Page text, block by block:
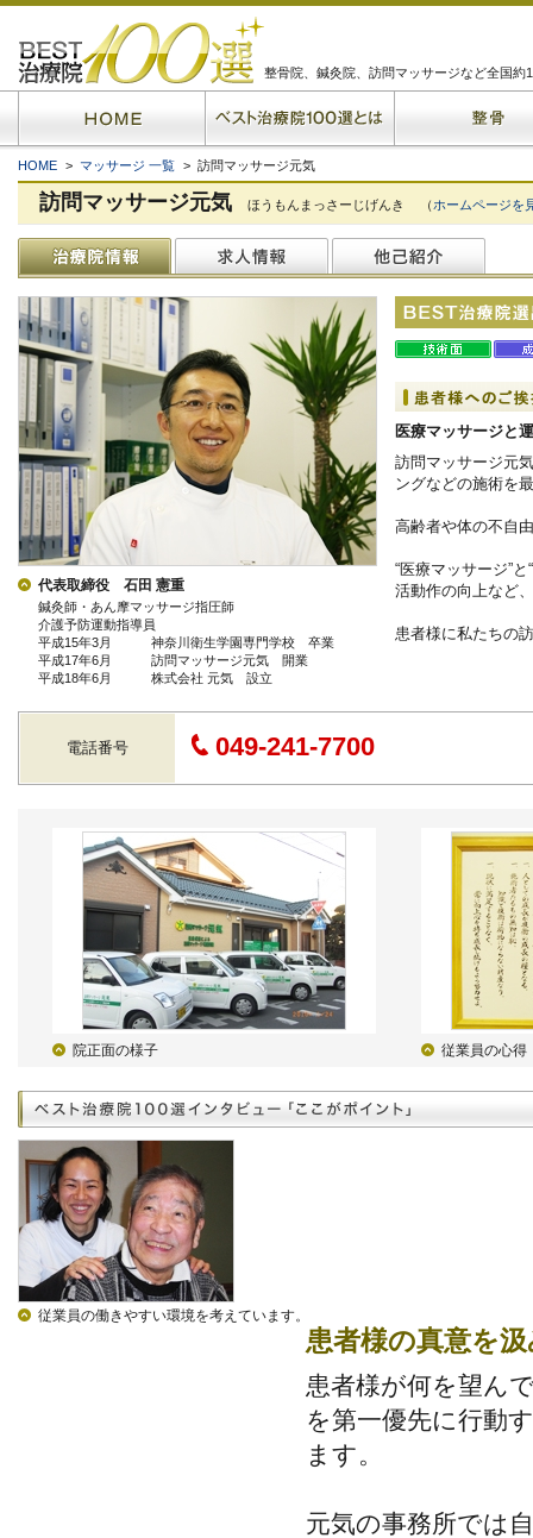
整骨院、鍼灸院、訪問マッサージなど全国約
HOME > マッサージ 一覧 > 訪問マッサージ元気
訪問マッサージ元気 ほうもんまっさーじげんき （ ホームページを
代表取締役 石田 憲重
鍼灸師・あん摩マッサージ指圧師
介護予防運動指導員
平成15年3月 神奈川衛生学園専門学校 卒業
平成17年6月 訪問マッサージ元気 開業
平成18年6月 株式会社 元気 設立
医療マッサージと
訪問マッサージ元
ングなどの施術を
高齢者や体の不自
“医療マッサージ”
活動作の向上など
患者様に私たちの
電話番号 049-241-7700
院正面の様子 従業員の心得
従業員の働きやすい環境を考えています。
患者様の真意を
患者様が何を望ん
を第一優先に行動
ます。
元気の事務所では